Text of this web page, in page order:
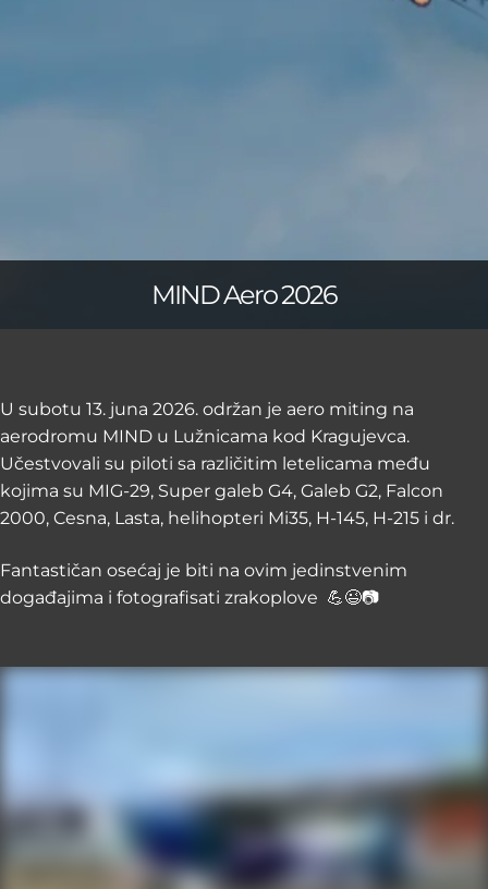
MIND Aero 2026
U subotu 13. juna 2026. održan je aero miting na
aerodromu MIND u Lužnicama kod Kragujevca.
Učestvovali su piloti sa različitim letelicama među
kojima su MIG-29, Super galeb G4, Galeb G2, Falcon
2000, Cesna, Lasta, helihopteri Mi35, H-145, H-215 i dr.
Fantastičan osećaj je biti na ovim jedinstvenim
događajima i fotografisati zrakoplove 💪😉📷